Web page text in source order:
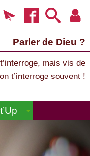
Parler de Dieu ?
mais vis de
t’interroge souvent !